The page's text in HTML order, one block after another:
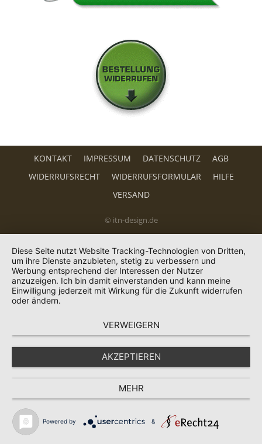
KONTAKT IMPRESSUM DATENSCHUTZ
AGB
WIDERRUFSRECHT
WIDERRUFSFORMULAR
HILFE
VERSAND
© itn-design.de
Diese Seite nutzt Website Tracking-Technologien von Dritten,
um ihre Dienste anzubieten, stetig zu verbessern und
Werbung entsprechend der Interessen der Nutzer
anzuzeigen. Ich bin damit einverstanden und kann meine
Einwilligung jederzeit mit Wirkung für die Zukunft widerrufen
oder ändern.
VERWEIGERN
AKZEPTIEREN
MEHR
Powered by &